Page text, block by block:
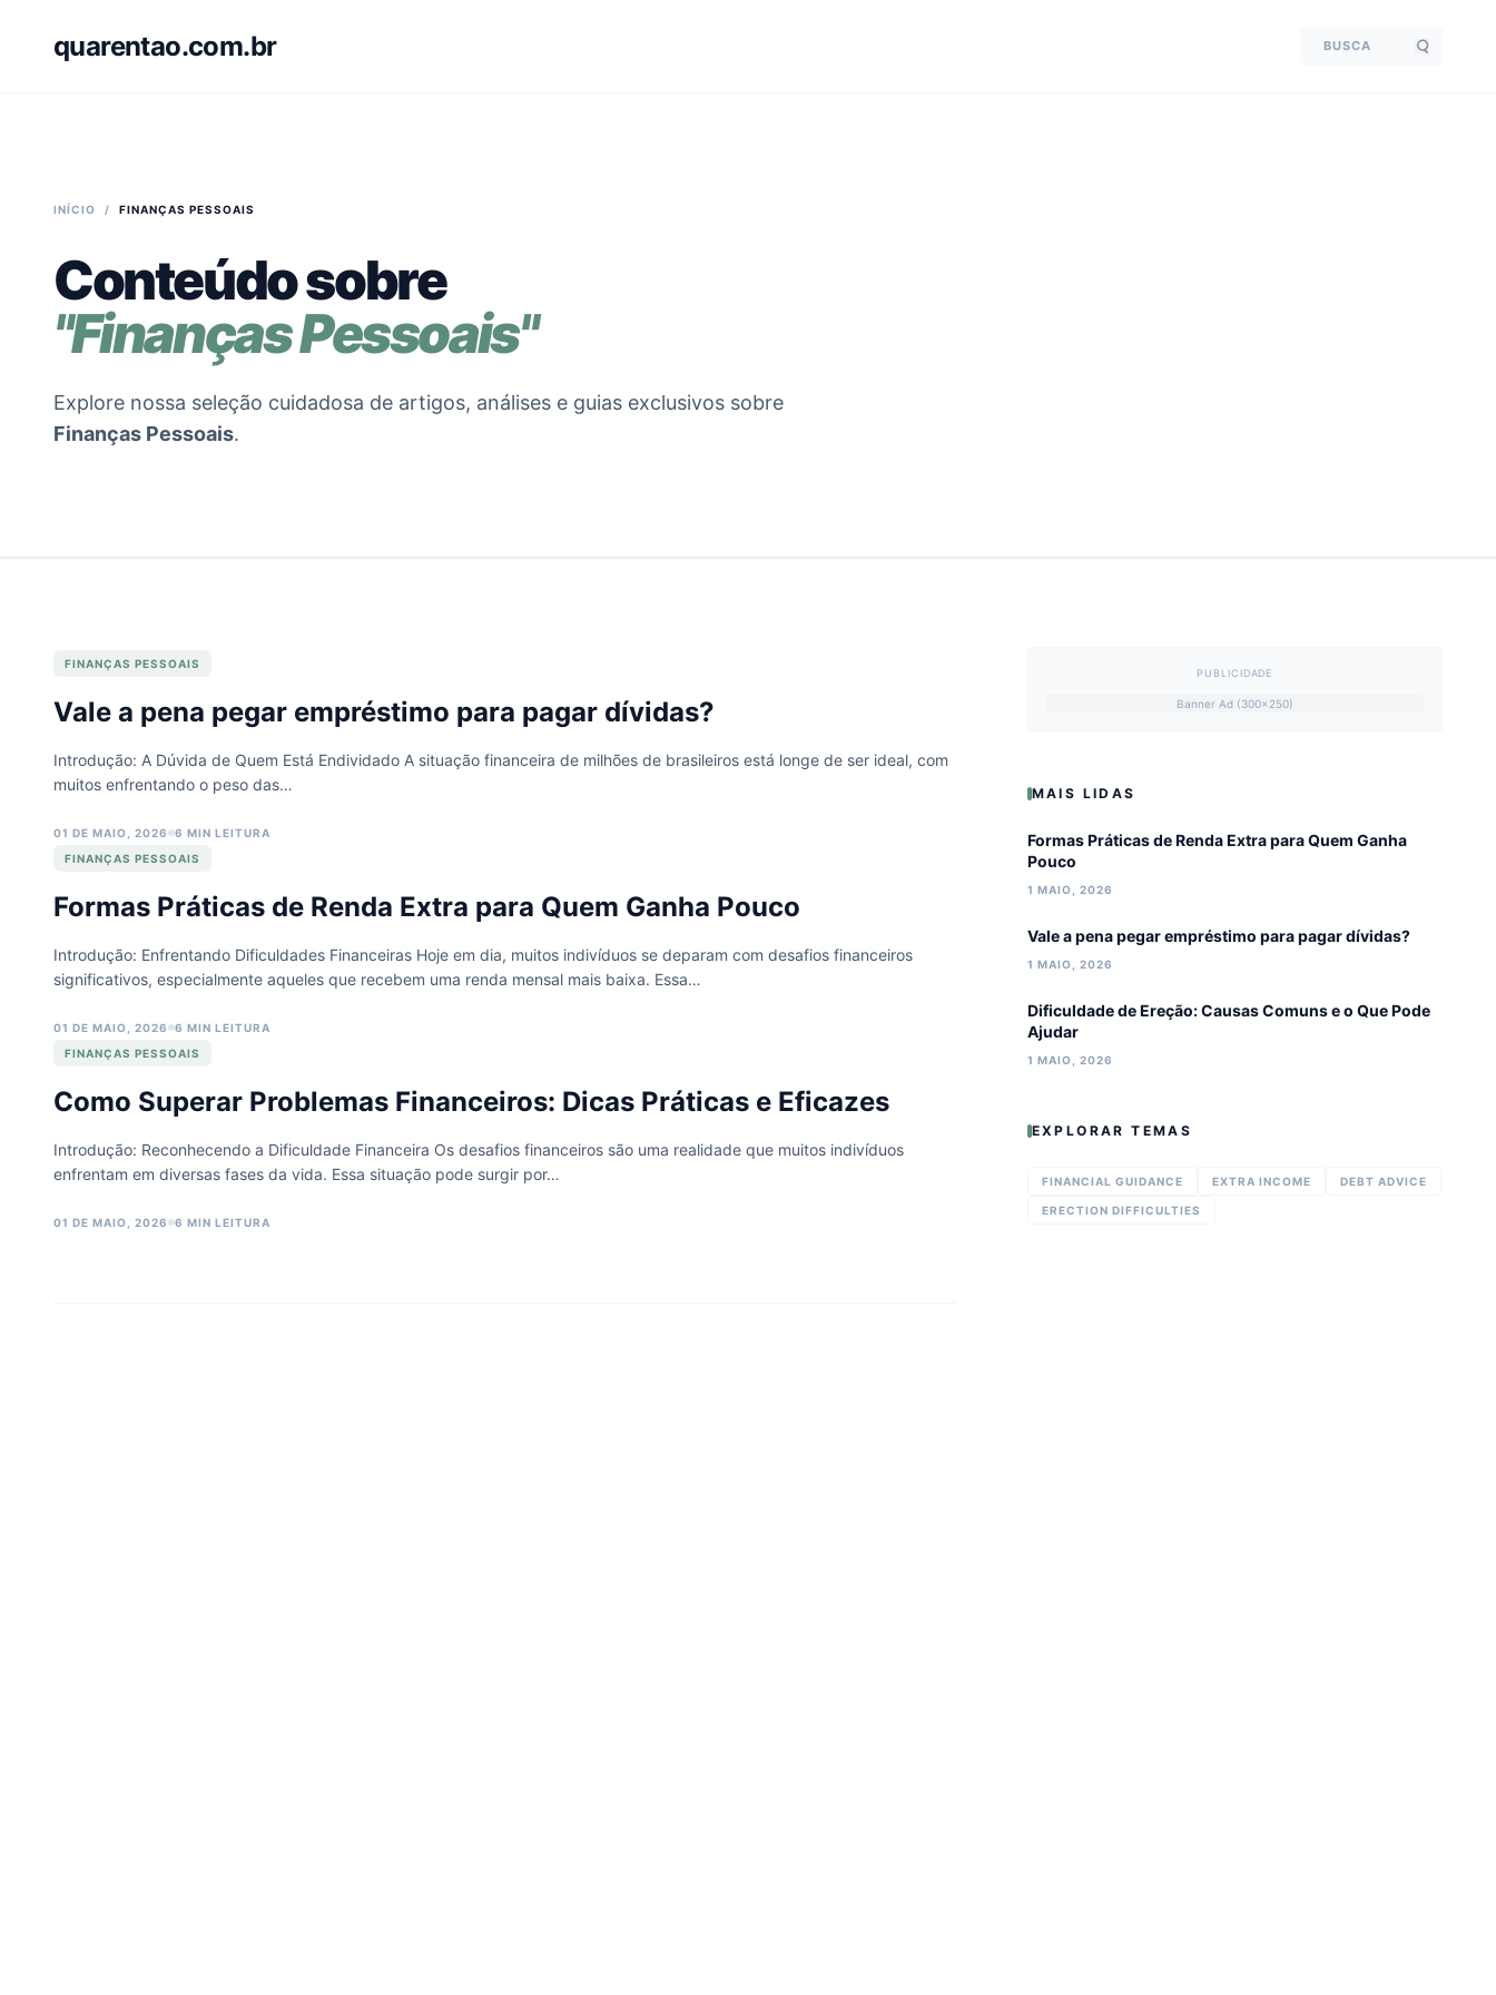
quarentao.com.br
INÍCIO / FINANÇAS PESSOAIS
Conteúdo sobre
"Finanças Pessoais"
Explore nossa seleção cuidadosa de artigos, análises e guias exclusivos sobre
Finanças Pessoais.
FINANÇAS PESSOAIS
Vale a pena pegar empréstimo para pagar dívidas?
Introdução: A Dúvida de Quem Está Endividado A situação financeira de milhões de brasileiros está longe de ser ideal, com
muitos enfrentando o peso das…
01 DE MAIO, 2026
6 MIN LEITURA
FINANÇAS PESSOAIS
Formas Práticas de Renda Extra para Quem Ganha Pouco
Introdução: Enfrentando Dificuldades Financeiras Hoje em dia, muitos indivíduos se deparam com desafios financeiros
significativos, especialmente aqueles que recebem uma renda mensal mais baixa. Essa…
01 DE MAIO, 2026
6 MIN LEITURA
FINANÇAS PESSOAIS
Como Superar Problemas Financeiros: Dicas Práticas e Eficazes
Introdução: Reconhecendo a Dificuldade Financeira Os desafios financeiros são uma realidade que muitos indivíduos
enfrentam em diversas fases da vida. Essa situação pode surgir por…
01 DE MAIO, 2026 6 MIN LEITURA
PUBLICIDADE
Banner Ad (300x250)
MAIS LIDAS
Formas Práticas de Renda Extra para Quem Ganha
Pouco
1 MAIO, 2026
Vale a pena pegar empréstimo para pagar dívidas?
1 MAIO, 2026
Dificuldade de Ereção: Causas Comuns e o Que Pode
Ajudar
1 MAIO, 2026
EXPLORAR TEMAS
FINANCIAL GUIDANCE EXTRA INCOME DEBT ADVICE
ERECTION DIFFICULTIES